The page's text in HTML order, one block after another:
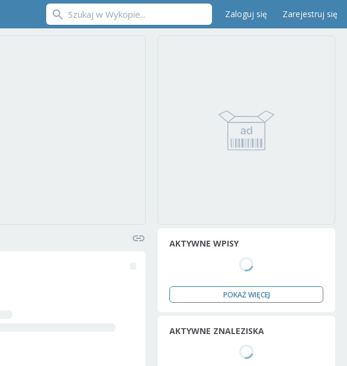
Zaloguj się Zarejestruj się
AKTYWNE WPISY
POKAŻ WIĘCEJ
AKTYWNE ZNALEZISKA